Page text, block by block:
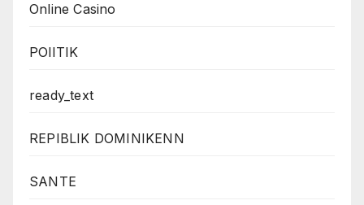
Online Casino
POlITIK
ready_text
REPIBLIK DOMINIKENN
SANTE